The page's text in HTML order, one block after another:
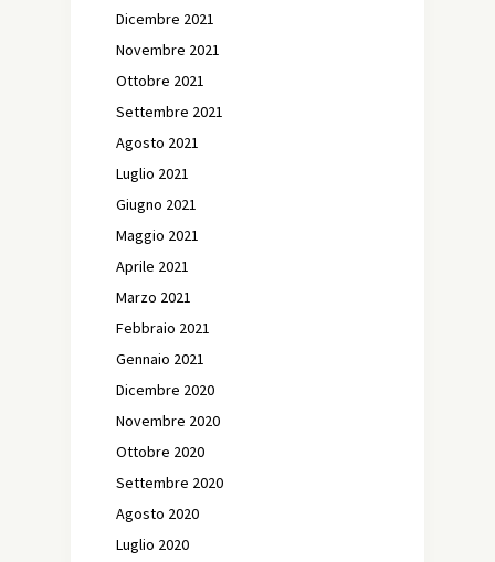
Dicembre 2021
Novembre 2021
Ottobre 2021
Settembre 2021
Agosto 2021
Luglio 2021
Giugno 2021
Maggio 2021
Aprile 2021
Marzo 2021
Febbraio 2021
Gennaio 2021
Dicembre 2020
Novembre 2020
Ottobre 2020
Settembre 2020
Agosto 2020
Luglio 2020